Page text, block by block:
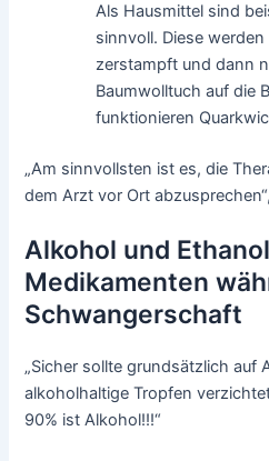
Als Hausmittel sind
sinnvoll. Diese
zerstampft und dann
Baumwolltuch auf die
funktionieren
„Am sinnvollsten ist es, die
dem Arzt vor Ort
Alkohol und
Medikamenten
Schwangerschaft
„Sicher sollte grundsätzlich auf
alkoholhaltige Tropfen
90% ist Alkohol!!!“